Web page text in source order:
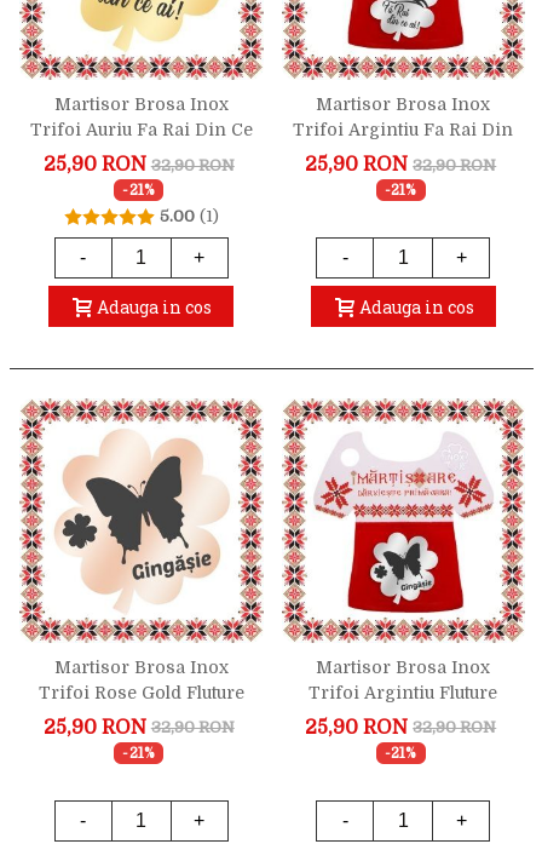
Martisor Brosa Inox
Trifoi Auriu Fa Rai Din Ce
Ai
25,90 RON 32,90 RON
-21%
5.00 (1)
- +
Adauga in cos
Martisor Brosa Inox
Trifoi Argintiu Fa Rai Din
Ce Ai
25,90 RON 32,90 RON
-21%
- +
Adauga in cos
Martisor Brosa Inox
Trifoi Rose Gold Fluture
Gingasie
25,90 RON 32,90 RON
-21%
- +
Martisor Brosa Inox
Trifoi Argintiu Fluture
Gingasie
25,90 RON 32,90 RON
-21%
- +